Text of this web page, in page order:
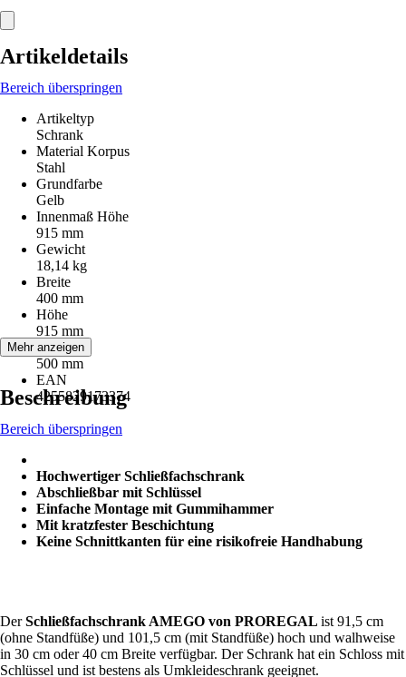
Artikeldetails
Bereich überspringen
Artikeltyp
Schrank
Material Korpus
Stahl
Grundfarbe
Gelb
Innenmaß Höhe
915 mm
Gewicht
18,14 kg
Breite
400 mm
Höhe
915 mm
Tiefe
500 mm
EAN
4255829173374
Mehr anzeigen
Beschreibung
Bereich überspringen
Hochwertiger Schließfachschrank
Abschließbar mit Schlüssel
Einfache Montage mit Gummihammer
Mit kratzfester Beschichtung
Keine Schnittkanten für eine risikofreie Handhabung
DerSchließfachschrank AMEGO von PROREGAL ist 91,5 cm
(ohne Standfüße) und 101,5 cm (mit Standfüße) hoch und walhweise
in 30 cm oder 40 cm Breite verfügbar. Der Schrank hat ein Schloss mit
Schlüssel und ist bestens als Umkleideschrank geeignet.